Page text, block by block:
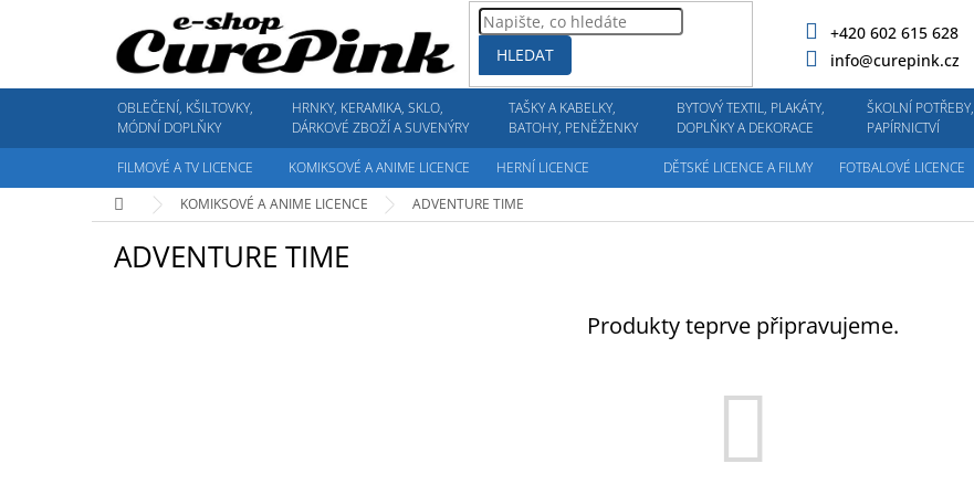
HLEDAT
+420 602 615 628
info@curepink.cz
OBLEČENÍ, KŠILTOVKY,
MÓDNÍ DOPLŇKY
HRNKY, KERAMIKA, SKLO,
DÁRKOVÉ ZBOŽÍ A SUVENÝRY
TAŠKY A KABELKY,
BATOHY, PENĚŽENKY
BYTOVÝ TEXTIL, PLAKÁTY,
DOPLŇKY A DEKORACE
ŠKOLNÍ POTŘEBY,
PAPÍRNICTVÍ
FILMOVÉ A TV LICENCE KOMIKSOVÉ A ANIME LICENCE HERNÍ LICENCE DĚTSKÉ LICENCE A FILMY FOTBALOVÉ LICENCE
Domů
KOMIKSOVÉ A ANIME LICENCE ADVENTURE TIME
ADVENTURE TIME
Produkty teprve připravujeme.